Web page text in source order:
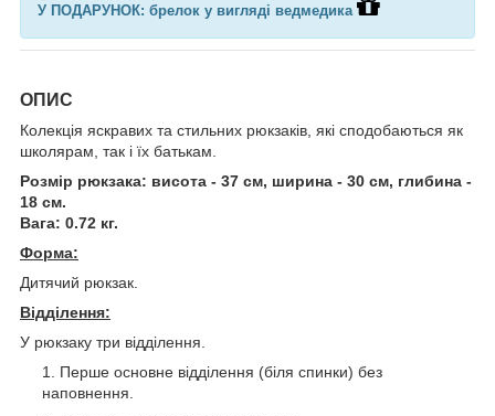
У ПОДАРУНОК: брелок у вигляді ведмедика
ОПИС
Колекція яскравих та стильних рюкзаків, які сподобаються як
школярам, так і їх батькам.
Розмір рюкзака: висота - 37 см, ширина - 30 см, глибина -
18 см.
Вага: 0.72 кг.
Форма:
Дитячий рюкзак.
Відділення:
У рюкзаку три відділення.
Перше основне відділення (біля спинки) без
наповнення.